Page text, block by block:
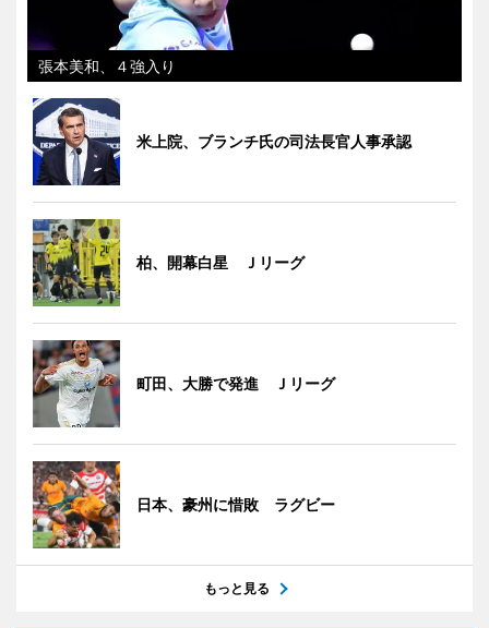
張本美和、４強入り
米上院、ブランチ氏の司法長官人事承認
柏、開幕白星 Ｊリーグ
町田、大勝で発進 Ｊリーグ
日本、豪州に惜敗 ラグビー
もっと見る